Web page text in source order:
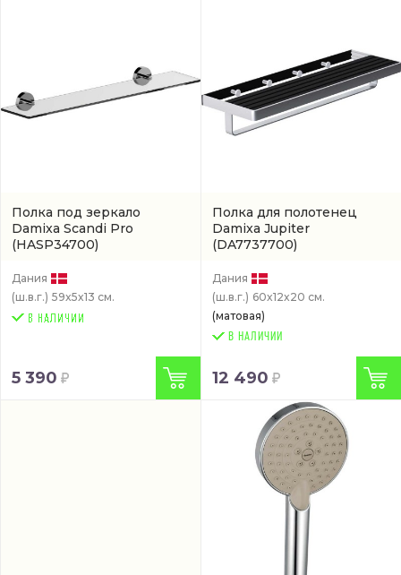
Полка под зеркало
Damixa Scandi Pro
(HASP34700)
Дания
(ш.в.г.) 59x5x13 см.
5 390
Полка для полотенец
Damixa Jupiter
(DA7737700)
Дания
(ш.в.г.) 60x12x20 см.
(матовая)
В НАЛИЧИИ
12 490